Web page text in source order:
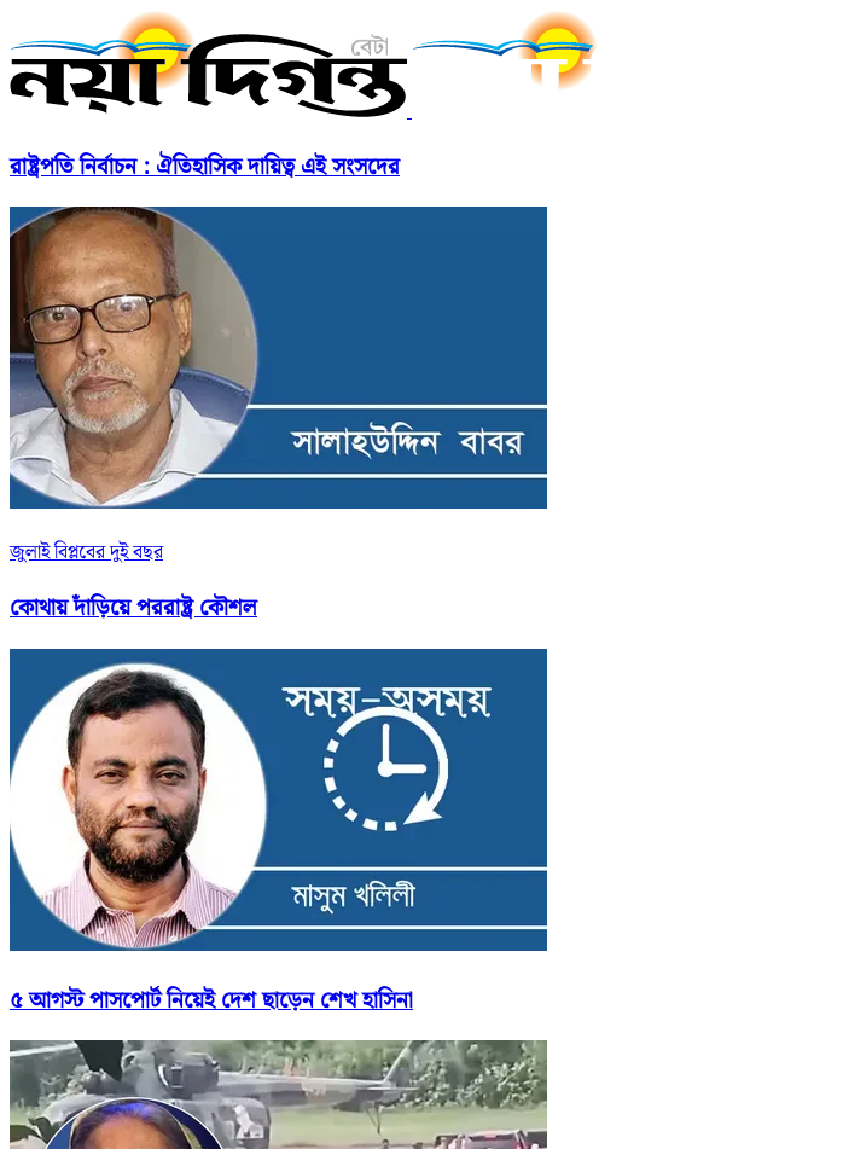
রাষ্ট্রপতি নির্বাচন : ঐতিহাসিক দায়িত্ব এই সংসদের
জুলাই বিপ্লবের দুই বছর
কোথায় দাঁড়িয়ে পররাষ্ট্র কৌশল
৫ আগস্ট পাসপোর্ট নিয়েই দেশ ছাড়েন শেখ হাসিনা